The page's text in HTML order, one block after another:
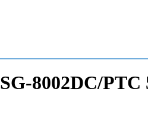
SG-8002DC/PTC